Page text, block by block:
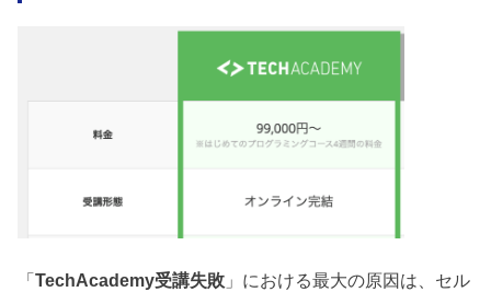
「TechAcademy受講失敗 」における最大の原因は、セル